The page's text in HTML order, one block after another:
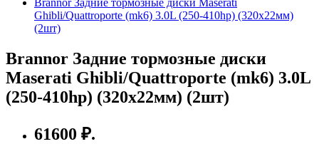
Ghibli/Quattroporte (mk6) 3.0L (250-410hp) (320x22мм)
(2шт)
Brannor Задние тормозные диски
Maserati Ghibli/Quattroporte (mk6) 3.0L
(250-410hp) (320x22мм) (2шт)
61600 ₽.